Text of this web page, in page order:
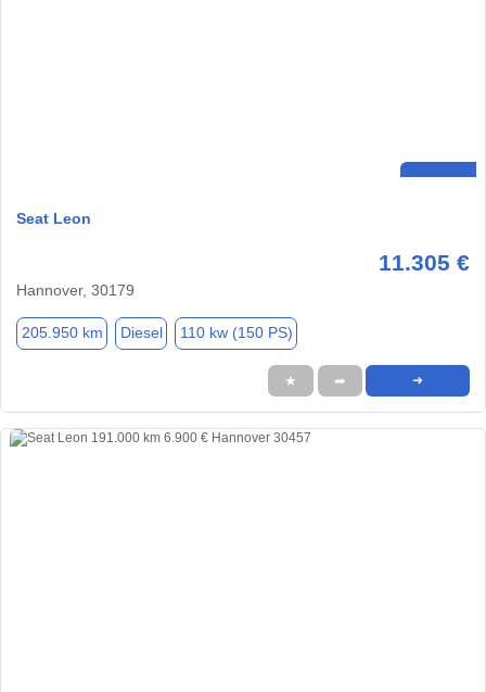
Seat Leon
11.305 €
Hannover, 30179
205.950 km Diesel 110 kw (150 PS)
★ ➦ ➜